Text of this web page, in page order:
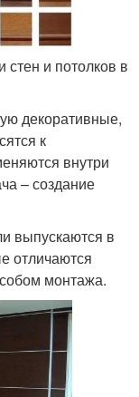
и потолков в
декоративные,
к
внутри
– создание
выпускаются в
отличаются
монтажа.